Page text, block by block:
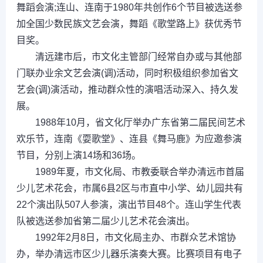
舞蹈会演;连山、连南于1980年共创作6个节目被选送参
加全国少数民族文艺会演，舞蹈《歌堂路上》获优秀节
目奖。
清远建市后，市文化主管部门经常自办或与其他部
门联办业余文艺会演(调)活动，同时积极组织参加省文
艺会(调)演活动，推动群众性的演唱活动深入、持久发
展。
1988年10月，省文化厅举办广东省第二届民间艺术
欢乐节，连南《耍歌堂》、连县《舞马鹿》为应邀参演
节目，分别上演14场和36场。
1989年夏，市文化局、市教委联合举办清远市首届
少儿艺术花会，市属6县2区与市直中小学、幼儿园共有
22个演出队507人参演，演出节目48个。连山学生代表
队被选送参加省第二届少儿艺术花会演出。
1992年2月8日，市文化局主办、市群众艺术馆协
办，举办清远市区少儿器乐演奏大赛。比赛项目有电子